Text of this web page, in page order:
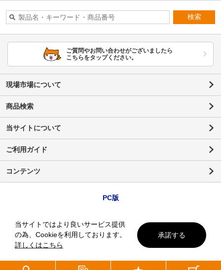
検索
ご質問やお問い合わせがございましたら
こちらをタップください。
現場市場について
商品検索
当サイトについて
ご利用ガイド
コンテンツ
PC版
当サイトではより良いサービス提供
の為、Cookieを利用しております。
詳しくはこちら
承諾する